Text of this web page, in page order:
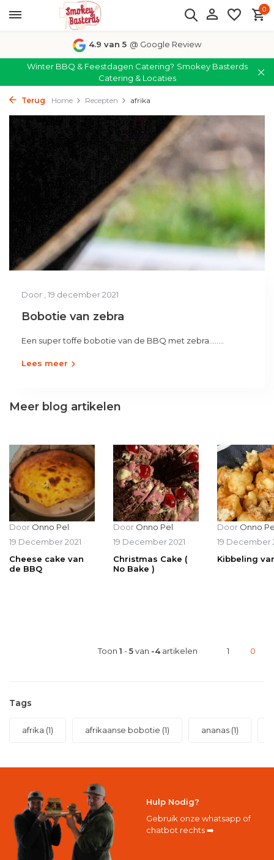
0
4.9 van 5 @ Google Review
Winter BBQ & Feestdagen Catering? Smokey Basterds
Catering & Locaties
Terug Home Recepten afrika
Door , 19 december 2021
Bobotie van zebra
Een super toffe bobotie van de BBQ met zebra........
Lees meer
Meer blog artikelen
Door Onno Pel
19 December 2021
Cheese cake van
de BBQ
Door Onno Pel
19 December 2021
Christmas Cake (
No Bake )
Door Onno
19 December
Kibbeling
Toon 1 -5van -4artikelen 1 0
Tags
afrika (1) afrikaanse bobotie (1) ananas (1)
Hulp Nodig?
Gebruik onze whatsapp of
chatbot rechts ➡️